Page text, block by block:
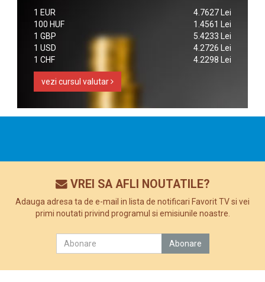
1 EUR
4.7627 Lei
100 HUF
1.4561 Lei
1 GBP
5.4233 Lei
1 USD
4.2726 Lei
1 CHF
4.2298 Lei
vezi cursul valutar
VREI SA AFLI NOUTATILE?
Adauga adresa ta de e-mail in lista de notificari Favorit TV si vei
primi noutati privind programul si emisiunile noastre.